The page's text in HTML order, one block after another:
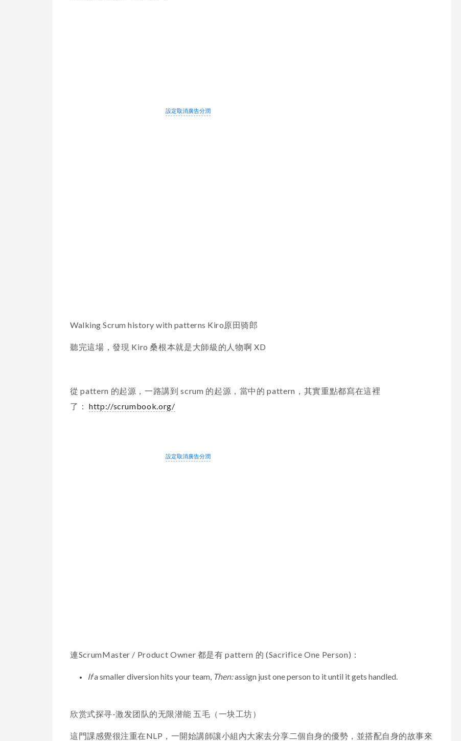
設定取消廣告分潤
Walking Scrum history with patterns Kiro原田骑郎
聽完這場，發現 Kiro 桑根本就是大師級的人物啊 XD
從 pattern 的起源，一路講到 scrum 的起源，當中的 pattern，其實重點都寫在這裡
了： http://scrumbook.org/
設定取消廣告分潤
連ScrumMaster / Product Owner 都是有 pattern 的 (Sacrifice One Person)：
Ifa smaller diversion hits your team, Then:assign just one person to it until it gets handled.
欣赏式探寻-激发团队的无限潜能 五毛（一块工坊）
這門課感覺很注重在NLP，一開始講師讓小組內大家去分享二個自身的優勢，並搭配自身的故事來